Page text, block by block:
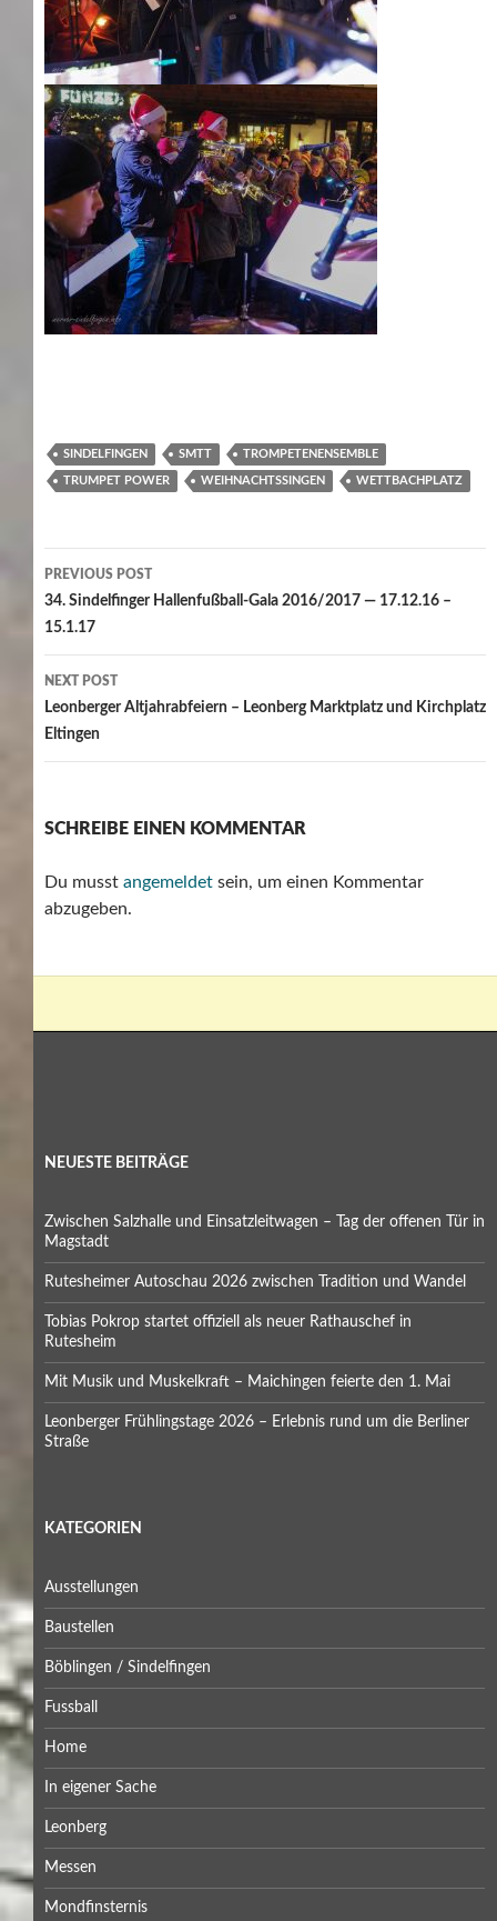
SINDELFINGEN SMTT TROMPETENENSEMBLE
TRUMPET POWER WEIHNACHTSSINGEN WETTBACHPLATZ
Post
navigation
PREVIOUS POST
34. Sindelfinger Hallenfußball-Gala 2016/2017 — 17.12.16 –
15.1.17
NEXT POST
Leonberger Altjahrabfeiern – Leonberg Marktplatz und Kirchplatz
Eltingen
SCHREIBE EINEN KOMMENTAR
Du musst angemeldet sein, um einen Kommentar
abzugeben.
NEUESTE BEITRÄGE
Zwischen Salzhalle und Einsatzleitwagen – Tag der offenen Tür in
Magstadt
Rutesheimer Autoschau 2026 zwischen Tradition und Wandel
Tobias Pokrop startet offiziell als neuer Rathauschef in
Rutesheim
Mit Musik und Muskelkraft – Maichingen feierte den 1. Mai
Leonberger Frühlingstage 2026 – Erlebnis rund um die Berliner
Straße
KATEGORIEN
Ausstellungen
Baustellen
Böblingen / Sindelfingen
Fussball
Home
In eigener Sache
Leonberg
Messen
Mondfinsternis